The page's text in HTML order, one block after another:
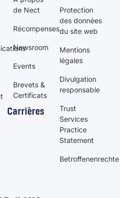
de Nect
Récompenses
Newsroom
Events
Brevets &
Certificats
Carrières
Protection
des données
du site web
Mentions
légales
Divulgation
responsable
Trust
Services
Practice
Statement
Betroffenenrechte